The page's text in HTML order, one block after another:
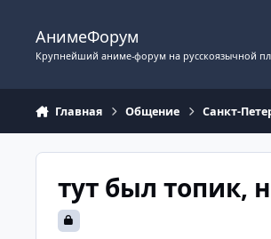
АнимеФорум
Крупнейший аниме-форум на русскоязычной
Главная Общение Санкт-
тут был топик,